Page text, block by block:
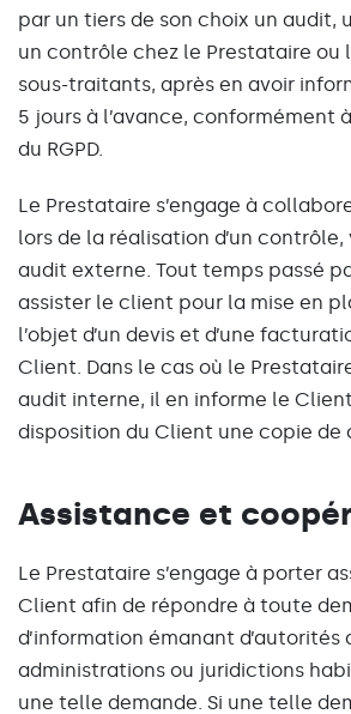
par un tiers de son choix un audit,
un contrôle chez le Prestataire ou
sous-traitants, après en avoir
5 jours à l’avance, conformément
du RGPD.
Le Prestataire s’engage à
lors de la réalisation d’un
audit externe. Tout temps passé
assister le client pour la mise en
l’objet d’un devis et d’une
Client. Dans le cas où le
audit interne, il en informe le
disposition du Client une copie de
Assistance et
Le Prestataire s’engage à porter
Client afin de répondre à toute
d’information émanant d’autorités
administrations ou juridictions
une telle demande. Si une telle